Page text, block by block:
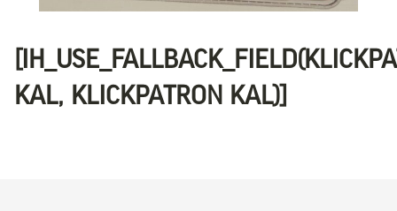
KAL, KLICKPATRON KAL)]